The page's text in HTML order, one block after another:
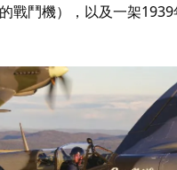
戰鬥機），以及一架